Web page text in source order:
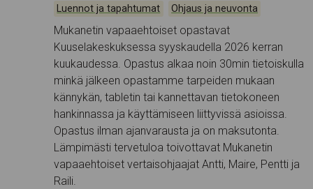
Kategoriat:
Luennot ja tapahtumat Ohjaus ja neuvonta
Mukanetin vapaaehtoiset opastavat
Kuuselakeskuksessa syyskaudella 2026 kerran
kuukaudessa. Opastus alkaa noin 30min tietoiskulla
minkä jälkeen opastamme tarpeiden mukaan
kännykän, tabletin tai kannettavan tietokoneen
hankinnassa ja käyttämiseen liittyvissä asioissa.
Opastus ilman ajanvarausta ja on maksutonta.
Lämpimästi tervetuloa toivottavat Mukanetin
vapaaehtoiset vertaisohjaajat Antti, Maire, Pentti ja
Raili.